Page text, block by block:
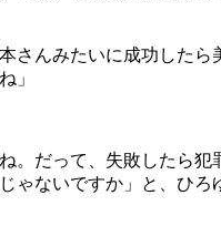
んみたいに成功した
」
。だって、失敗したら
ゃないですか」と、ひろ